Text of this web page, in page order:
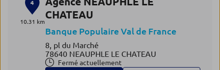
4
10.31 km
CHATEAU
Banque Populaire Val de France
8, pl du Marché
78640 NEAUPHLE LE CHATEAU
Fermé actuellement